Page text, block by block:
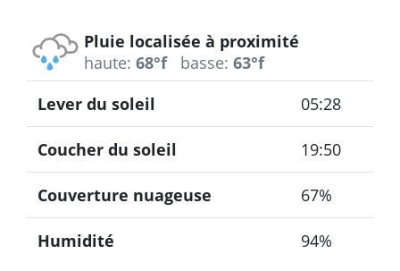
Pluie localisée à proximité
haute: 68°f basse: 63°f
Lever du soleil 05:28
Coucher du soleil 19:50
Couverture nuageuse 67%
Humidité 94%